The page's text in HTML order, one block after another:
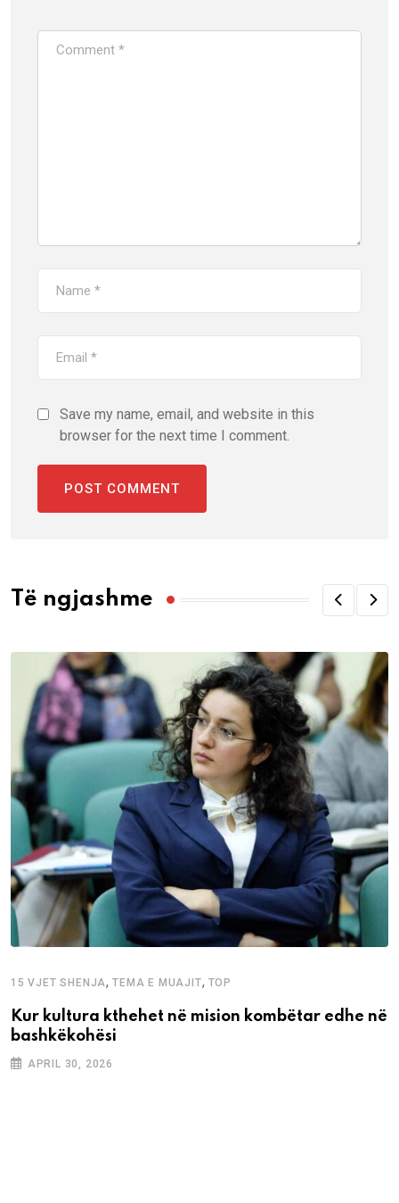
Save my name, email, and website in this
browser for the next time I comment.
Të ngjashme
15 VJET SHENJA,TEMA E MUAJIT, TOP
Kur kultura kthehet në mision kombëtar edhe në
bashkëkohësi
APRIL 30, 2026